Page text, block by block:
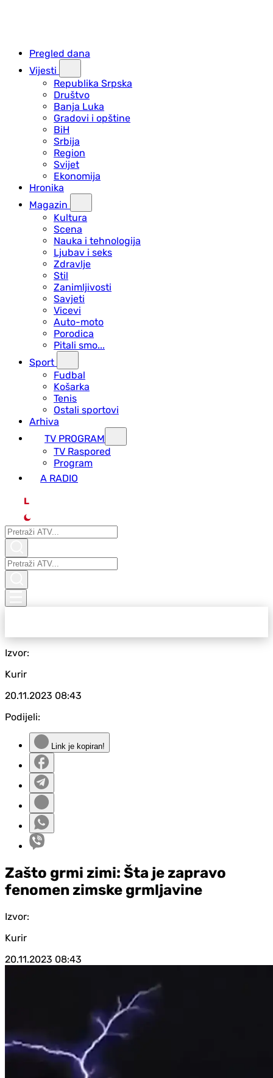
Pregled dana
Vijesti
Republika Srpska
Društvo
Banja Luka
Gradovi i opštine
BiH
Srbija
Region
Svijet
Ekonomija
Hronika
Magazin
Kultura
Scena
Nauka i tehnologija
Ljubav i seks
Zdravlje
Stil
Zanimljivosti
Savjeti
Vicevi
Auto-moto
Porodica
Pitali smo...
Sport
Fudbal
Košarka
Tenis
Ostali sportovi
Arhiva
TV PROGRAM
ТV Raspored
Program
A RADIO
L
Izvor:
Kurir
20.11.2023 08:43
Podijeli:
Link je kopiran!
Zašto grmi zimi: Šta je zapravo
fenomen zimske grmljavine
Izvor:
Kurir
20.11.2023 08:43